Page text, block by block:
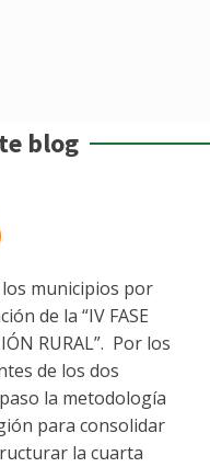
blog
municipios por
de la “IV FASE
RURAL”. Por los
de los dos
la metodología
para consolidar
la cuarta